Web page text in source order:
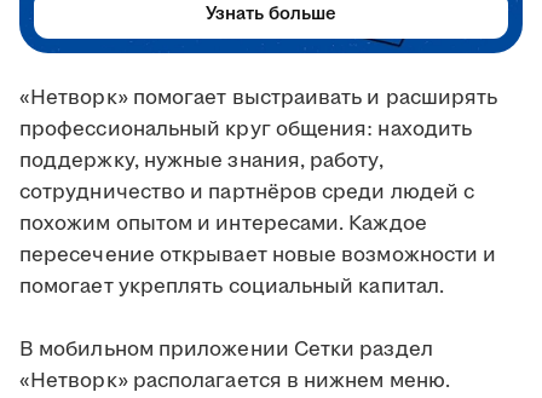
«Нетворк» помогает выстраивать и расширять
профессиональный круг общения: находить
поддержку, нужные знания, работу,
сотрудничество и партнёров среди людей с
похожим опытом и интересами. Каждое
пересечение открывает новые возможности и
помогает укреплять социальный капитал.
В мобильном приложении Сетки раздел
«Нетворк» располагается в нижнем меню.
Узнать больше